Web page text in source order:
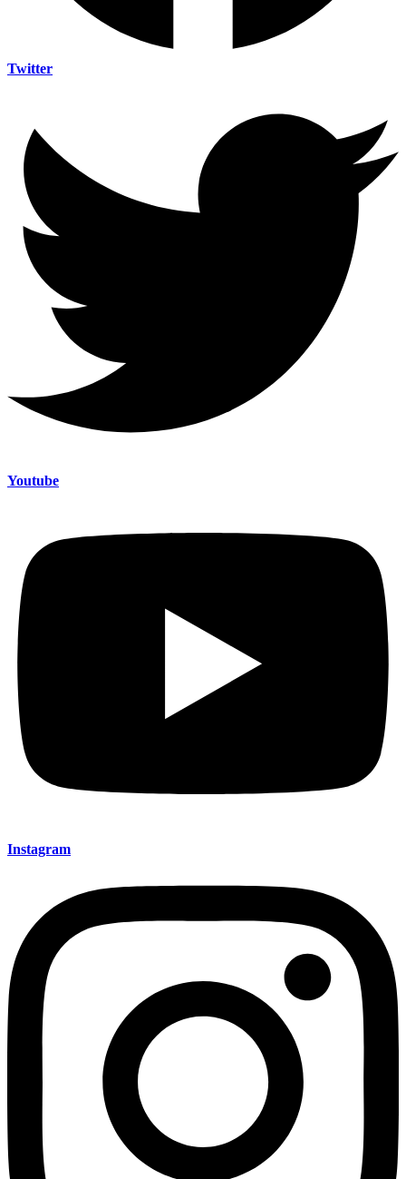
Twitter
Youtube
Instagram